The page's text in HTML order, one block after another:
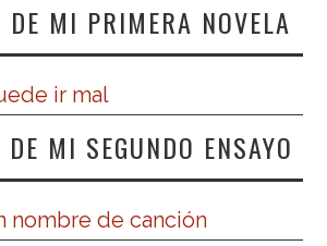
DE MI PRIMERA NOVELA
MI SEGUNDO ENSAYO